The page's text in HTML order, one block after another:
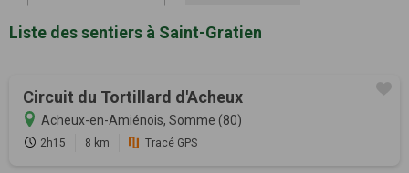
Liste des sentiers à Saint-Gratien
Circuit du Tortillard d'Acheux
Acheux-en-Amiénois, Somme (80)
2h15 8 km Tracé GPS